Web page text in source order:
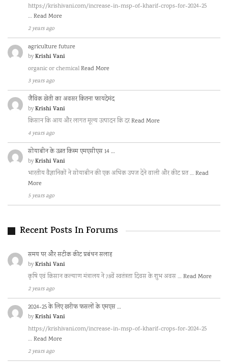
https://krishivani.com/increase-in-msp-of-kharif-crops-for-2024-25
… Read More
2 years ago
agriculture future
byKrishi Vani
organic or chemicalRead More
3 years ago
जैविक खेती का अवसर कितना फायदेमंद
byKrishi Vani
किसान कि आय और लागत मूल्य उत्पादन कि दरRead More
4 years ago
सोयाबीन के उन्नत किस्म एमएसीएस 14 …
byKrishi Vani
भारतीय वैज्ञानिकों ने सोयाबीन की एक अधिक उपज देने वाली और कीट प्रत … Read
More
5 years ago
Recent Posts In Forums
समय पर और सटीक कीट प्रबंधन सलाह
byKrishi Vani
कृषि एवं किसान कल्याण मंत्रालय ने 78वें स्वतंत्रता दिवस के शुभ अवस … Read More
2 years ago
2024-25 के लिए खरीफ फसलों के एमएस …
byKrishi Vani
https://krishivani.com/increase-in-msp-of-kharif-crops-for-2024-25
… Read More
2 years ago